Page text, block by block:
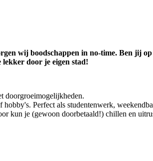
wij boodschappen in no-time. Ben jij
door je eigen stad!
doorgroeimogelijkheden.
Perfect als studentenwerk,
kun je (gewoon doorbetaald!) chillen en